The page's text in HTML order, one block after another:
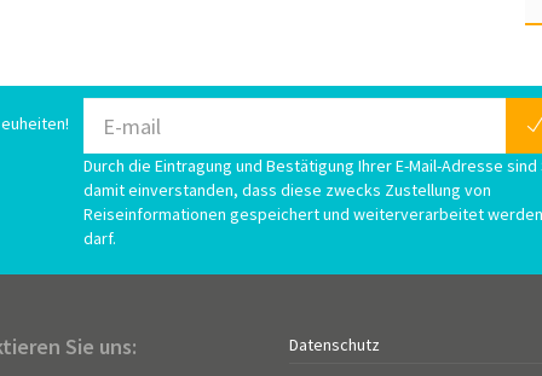
Durch die Eintragung und Bestätigung Ihrer E-Mail-Adresse sind
damit einverstanden, dass diese zwecks Zustellung von
Reiseinformationen gespeichert und weiterverarbeitet werden
darf.
Sie uns:
Datenschutz